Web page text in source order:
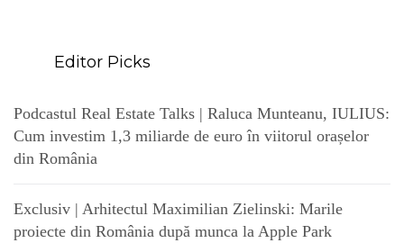
Editor Picks
Podcastul Real Estate Talks | Raluca Munteanu, IULIUS:
Cum investim 1,3 miliarde de euro în viitorul orașelor
din România
Exclusiv | Arhitectul Maximilian Zielinski: Marile
proiecte din România după munca la Apple Park